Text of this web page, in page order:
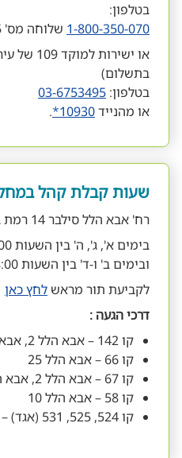
בטלפון:
1-800-350-070 שלוחה מס' 5.
או ישירות
בתשלום)
בטלפון: 03-6753495
או מהנייד10930*
.
שעות קבלת קהל
רח' אבא הלל סילבר 14 רמת גן, בית עוז קומה 7.
בימים א', ג', ה' בין השעות 08:00-13:00,
ובימים ב' ו-ד' בין השעות 08:00-18:00.
לקביעת תור מראש לחץ כאן
דרכי הגעה :
קו 142 – אבא הלל 2, אבא הלל 30
קו 66 – אבא הלל 25
קו 67 – אבא הלל 2, אבא הלל 25
קו 58 – אבא הלל 10
קו 524, 525, 531 (אגד) – אבא הלל 5